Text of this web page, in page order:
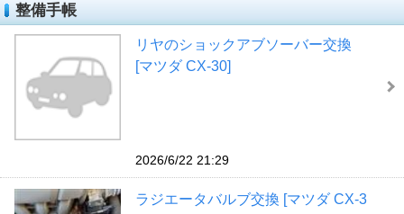
整備手帳
リヤのショックアブソーバー交換
[マツダ CX-30]
2026/6/22 21:29
ラジエータバルブ交換 [マツダ CX-3